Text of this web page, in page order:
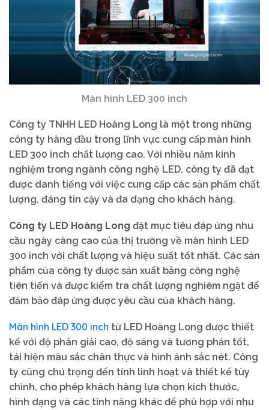
Màn hình LED 300 inch
Công ty TNHH LED Hoàng Long là một trong những
công ty hàng đầu trong lĩnh vực cung cấp màn hình
LED 300 inch chất lượng cao. Với nhiều năm kinh
nghiệm trong ngành công nghệ LED, công ty đã đạt
được danh tiếng với việc cung cấp các sản phẩm chất
lượng, đáng tin cậy và đa dạng cho khách hàng.
Công ty LED Hoàng Long đặt mục tiêu đáp ứng nhu
cầu ngày càng cao của thị trường về màn hình LED
300 inch với chất lượng và hiệu suất tốt nhất. Các sản
phẩm của công ty được sản xuất bằng công nghệ
tiên tiến và được kiểm tra chất lượng nghiêm ngặt để
đảm bảo đáp ứng được yêu cầu của khách hàng.
Màn hình LED 300 inch từ LED Hoàng Long được thiết
kế với độ phân giải cao, độ sáng và tương phản tốt,
tái hiện màu sắc chân thực và hình ảnh sắc nét. Công
ty cũng chú trọng đến tính linh hoạt và thiết kế tùy
chỉnh, cho phép khách hàng lựa chọn kích thước,
hình dạng và các tính năng khác để phù hợp với nhu